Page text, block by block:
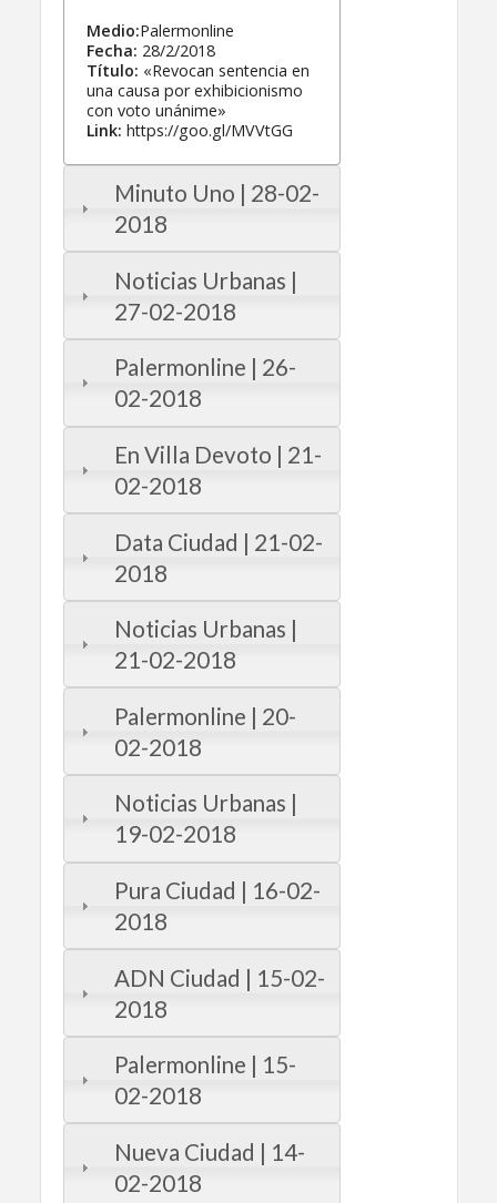
Medio:Palermonline
Fecha: 28/2/2018
Título: «Revocan sentencia en
una causa por exhibicionismo
con voto unánime»
Link: https://goo.gl/MVVtGG
Minuto Uno | 28-02-
2018
Noticias Urbanas |
27-02-2018
Palermonline | 26-
02-2018
En Villa Devoto | 21-
02-2018
Data Ciudad | 21-02-
2018
Noticias Urbanas |
21-02-2018
Palermonline | 20-
02-2018
Noticias Urbanas |
19-02-2018
Pura Ciudad | 16-02-
2018
ADN Ciudad | 15-02-
2018
Palermonline | 15-
02-2018
Nueva Ciudad | 14-
02-2018